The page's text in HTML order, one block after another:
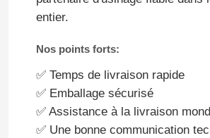
entier.
Nos points forts:
✅ Temps de livraison rapide
✅ Emballage sécurisé
✅ Assistance à la livraison
✅ Une bonne communication